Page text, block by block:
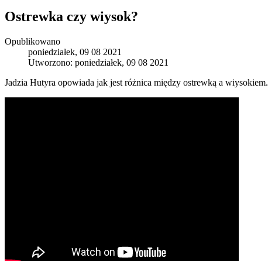
Ostrewka czy wiysok?
Opublikowano
poniedziałek, 09 08 2021
Utworzono: poniedziałek, 09 08 2021
Jadzia Hutyra opowiada jak jest różnica między ostrewką a wiysokiem.